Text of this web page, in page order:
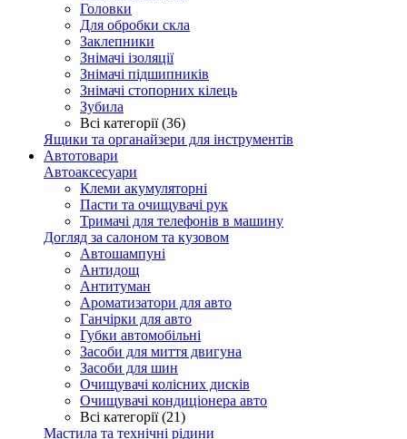
Головки
Для обробки скла
Заклепники
Знімачі ізоляції
Знімачі підшипників
Знімачі стопорних кілець
Зубила
Всі категорії (36)
Ящики та органайзери для інструментів
Автотовари
Автоаксесуари
Клеми акумуляторні
Пасти та очищувачі рук
Тримачі для телефонів в машину
Догляд за салоном та кузовом
Автошампуні
Антидощ
Антитуман
Ароматизатори для авто
Ганчірки для авто
Губки автомобільні
Засоби для миття двигуна
Засоби для шин
Очищувачі колісних дисків
Очищувачі кондиціонера авто
Всі категорії (21)
Мастила та технічні рідини